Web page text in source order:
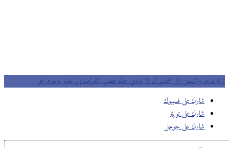
تركيا تدعو واشنطن إلى ضمان أن لا تؤدي حملة غضب الفرات إلى تغيير ديموغرافي
شارك على فسيبوك
شارك على تويتر
شارك على جوجل